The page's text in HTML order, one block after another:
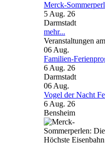
Merck-
5 Aug. 26
Darmstadt
mehr...
Veranstaltungen
06 Aug.
Familien-
6 Aug. 26
Darmstadt
06 Aug.
Vogel der Nacht
6 Aug. 26
Bensheim